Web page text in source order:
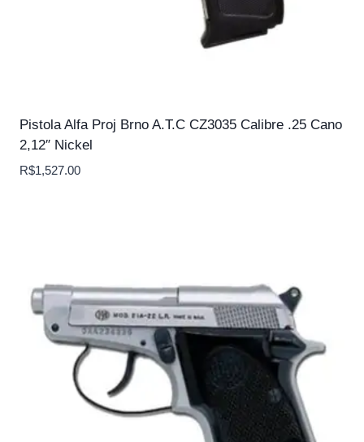
Pistola Alfa Proj Brno A.T.C CZ3035 Calibre .25 Cano
2,12″ Nickel
R$1,527.00